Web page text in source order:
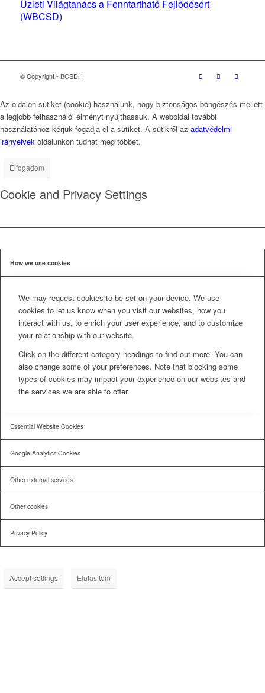
Üzleti Világtanács a Fenntartható Fejlődésért
(WBCSD)
© Copyright - BCSDH
Az oldalon sütiket (cookie) használunk, hogy biztonságos böngészés mellett
a legjobb felhasználói élményt nyújthassuk. A weboldal további
használatához kérjük fogadja el a sütiket. A sütikről az adatvédelmi
irányelvek oldalunkon tudhat meg többet.
Elfogadom
Cookie and Privacy Settings
How we use cookies
We may request cookies to be set on your device. We use
cookies to let us know when you visit our websites, how you
interact with us, to enrich your user experience, and to customize
your relationship with our website.
Click on the different category headings to find out more. You can
also change some of your preferences. Note that blocking some
types of cookies may impact your experience on our websites and
the services we are able to offer.
Essential Website Cookies
Google Analytics Cookies
Other external services
Other cookies
Privacy Policy
Accept settings Elutasítom